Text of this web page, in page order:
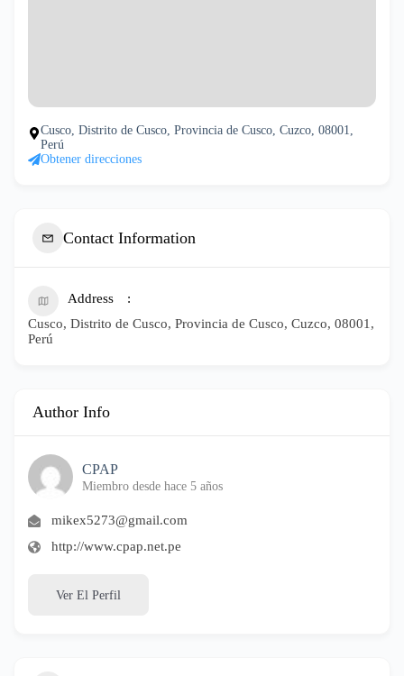
Cusco, Distrito de Cusco, Provincia de Cusco, Cuzco, 08001,
Perú
Obtener direcciones
Contact Information
Address
Cusco, Distrito de Cusco, Provincia de Cusco, Cuzco, 08001,
Perú
Author Info
CPAP
Miembro desde hace 5 años
mikex5273@gmail.com
http://www.cpap.net.pe
Ver El Perfil